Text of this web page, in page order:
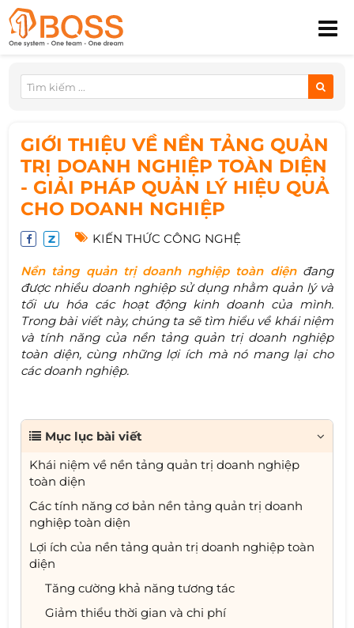
GIỚI THIỆU VỀ NỀN TẢNG QUẢN
TRỊ DOANH NGHIỆP TOÀN DIỆN
- GIẢI PHÁP QUẢN LÝ HIỆU QUẢ
CHO DOANH NGHIỆP
KIẾN THỨC CÔNG NGHỆ
Nền tảng quản trị doanh nghiệp toàn diệnđang
được nhiều doanh nghiệp sử dụng nhằm quản lý và
tối ưu hóa các hoạt động kinh doanh của mình.
Trong bài viết này, chúng ta sẽ tìm hiểu về khái niệm
và tính năng của nền tảng quản trị doanh nghiệp
toàn diện, cùng những lợi ích mà nó mang lại cho
các doanh nghiệp.
Mục lục bài viết
Khái niệm về nền tảng quản trị doanh nghiệp
toàn diện
Các tính năng cơ bản nền tảng quản trị doanh
nghiệp toàn diện
Lợi ích của nền tảng quản trị doanh nghiệp toàn
diện
Tăng cường khả năng tương tác
Giảm thiểu thời gian và chi phí